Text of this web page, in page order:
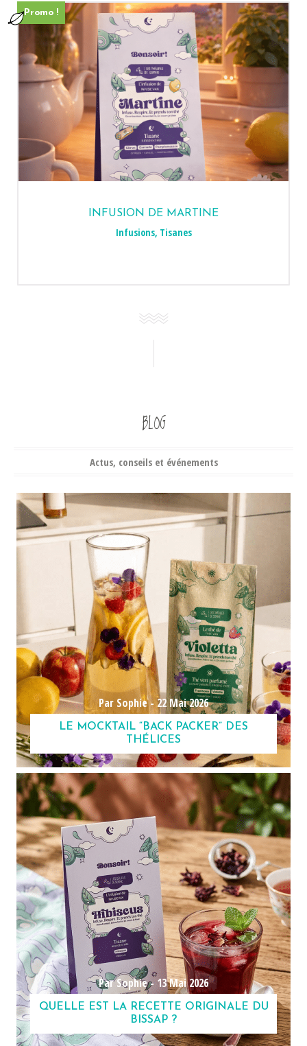
Promo !
INFUSION DE MARTINE
Infusions, Tisanes
BLOG
Actus, conseils et événements
Par Sophie -22 Mai 2026
LE MOCKTAIL “BACK PACKER” DES
THÉLICES
Par Sophie -13 Mai 2026
QUELLE EST LA RECETTE ORIGINALE DU
BISSAP ?